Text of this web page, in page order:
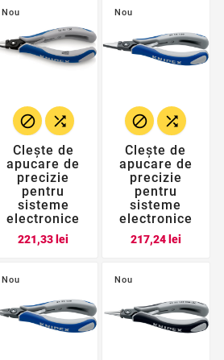
Nou
 
Clește de
apucare de
precizie
pentru
sisteme
electronice
221,33 lei
Nou
 
Clește de
apucare de
precizie
pentru
sisteme
electronice
217,24 leiPret
Nou Nou